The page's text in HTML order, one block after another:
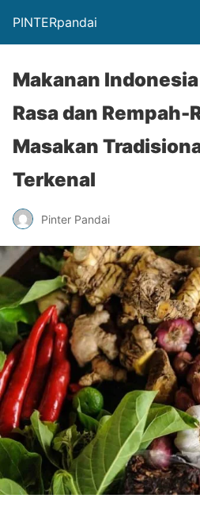
PINTERpandai
Makanan
Rasa dan Rempah-
Masakan
Terkenal
Pinter Pandai